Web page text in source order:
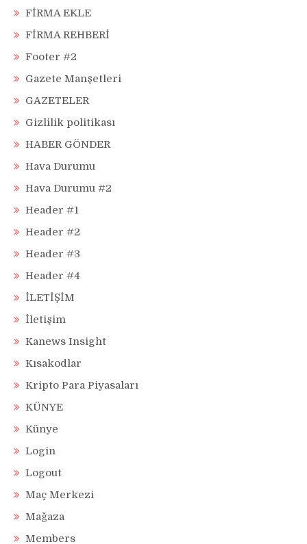
FİRMA EKLE
FİRMA REHBERİ
Footer #2
Gazete Manşetleri
GAZETELER
Gizlilik politikası
HABER GÖNDER
Hava Durumu
Hava Durumu #2
Header #1
Header #2
Header #3
Header #4
İLETİŞİM
İletişim
Kanews Insight
Kısakodlar
Kripto Para Piyasaları
KÜNYE
Künye
Login
Logout
Maç Merkezi
Mağaza
Members